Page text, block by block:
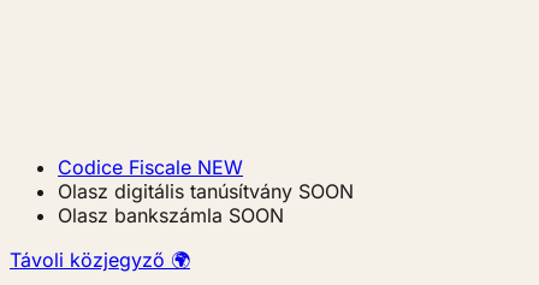
Codice Fiscale NEW
Olasz digitális tanúsítvány SOON
Olasz bankszámla SOON
Távoli közjegyző 🌍